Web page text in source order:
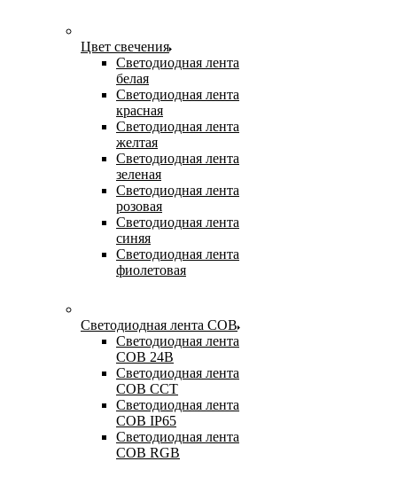
Цвет свечения
Светодиодная лента
белая
Светодиодная лента
красная
Светодиодная лента
желтая
Светодиодная лента
зеленая
Светодиодная лента
розовая
Светодиодная лента
синяя
Светодиодная лента
фиолетовая
Светодиодная лента COB
Светодиодная лента
COB 24В
Светодиодная лента
COB CCT
Светодиодная лента
COB IP65
Светодиодная лента
COB RGB